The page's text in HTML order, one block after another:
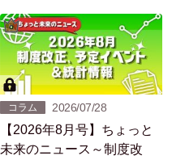
コラム 2026/07/28
【2026年8月号】ちょっと
未来のニュース～制度改